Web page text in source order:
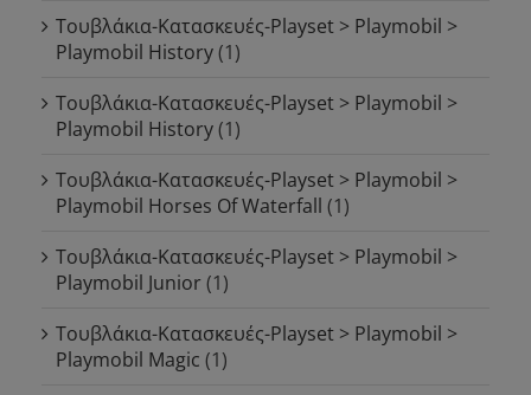
Τουβλάκια-Κατασκευές-Playset > Playmobil >
Playmobil History(1)
Τουβλάκια-Κατασκευές-Playset > Playmobil >
Playmobil History(1)
Τουβλάκια-Κατασκευές-Playset > Playmobil >
Playmobil Horses Of Waterfall (1)
Τουβλάκια-Κατασκευές-Playset > Playmobil >
Playmobil Junior (1)
Τουβλάκια-Κατασκευές-Playset > Playmobil >
Playmobil Magic (1)